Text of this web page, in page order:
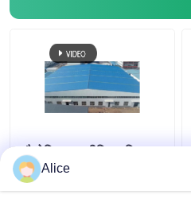
औद्योगिक एल्यूमीनियम मिश्र
धातु प्रीफैब स्टील गोदाम भवन
अनुकूलन योग्य
Alice